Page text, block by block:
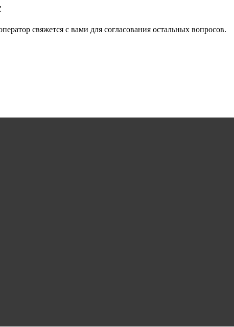
свяжется с вами для согласования остальных вопросов.